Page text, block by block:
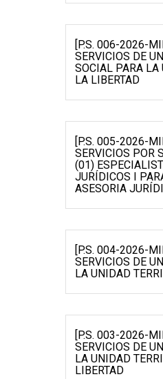
[P.S. 006-2026-
SERVICIOS DE
SOCIAL PARA LA
LA LIBERTAD
[P.S. 005-2026-
SERVICIOS POR
(01)
JURÍDICOS I
ASESORIA
[P.S. 004-2026-
SERVICIOS DE
LA UNIDAD
[P.S. 003-2026-
SERVICIOS DE
LA UNIDAD
LIBERTAD